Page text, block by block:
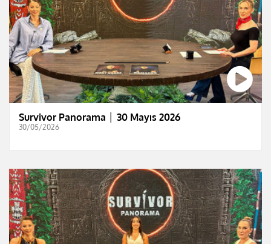
Survivor Panorama │ 30 Mayıs 2026
30/05/2026